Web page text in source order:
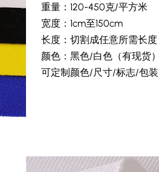
重量：120-450克/平方米
宽度：1cm至150cm
长度：切割成任意所需长度
颜色：黑色/白色（有现货）
可定制颜色/尺寸/标志/包装